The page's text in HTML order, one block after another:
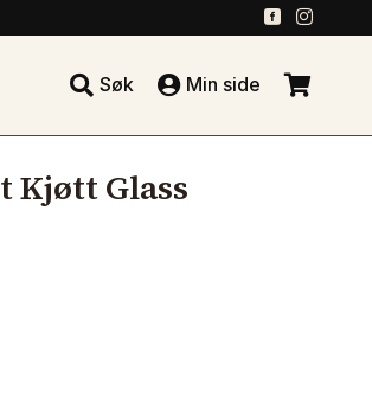
 
 Søk  Min side 
Kjøtt Glass